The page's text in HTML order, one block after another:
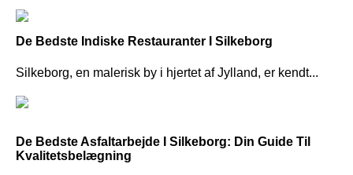
De Bedste Indiske Restauranter I Silkeborg
Silkeborg, en malerisk by i hjertet af Jylland, er kendt...
De Bedste Asfaltarbejde I Silkeborg: Din Guide Til
Kvalitetsbelægning